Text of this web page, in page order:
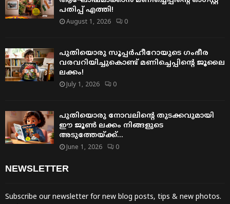
പതിപ്പ് എത്തി!
August 1, 2026 0
പുതിയൊരു സൂപ്പർഹീറോയുടെ ഗംഭീര
വരവറിയിച്ചുകൊണ്ട് മണിച്ചെപ്പിന്റെ ജൂലൈ
ലക്കം!
July 1, 2026 0
പുതിയൊരു നോവലിന്റെ തുടക്കവുമായി
ഈ ജൂൺ ലക്കം നിങ്ങളുടെ
അടുത്തേയ്ക്ക്…
June 1, 2026 0
NEWSLETTER
Subscribe our newsletter for new blog posts, tips & new photos.